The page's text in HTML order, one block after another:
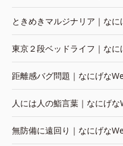
ときめきマルジナリア｜な
東京２段ベッドライフ｜なに
距離感バグ問題｜なにげな
人には人の鮨言葉｜なにげな
無防備に遠回り｜なにげな